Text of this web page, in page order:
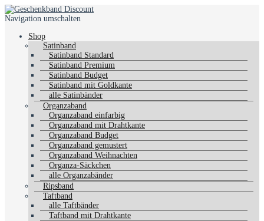
Navigation umschalten
Shop
Satinband
Satinband Standard
Satinband Premium
Satinband Budget
Satinband mit Goldkante
alle Satinbänder
Organzaband
Organzaband einfarbig
Organzaband mit Drahtkante
Organzaband Budget
Organzaband gemustert
Organzaband Weihnachten
Organza-Säckchen
alle Organzabänder
Ripsband
Taftband
alle Taftbänder
Taftband mit Drahtkante